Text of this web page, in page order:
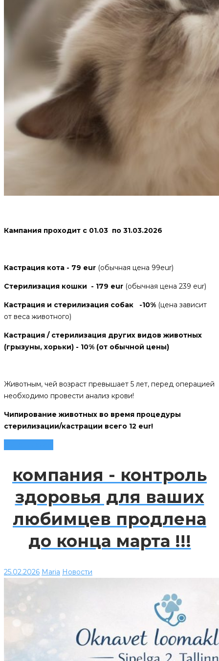
Кампания проходит с 01.03 по 31.03.2026
Кастрация кота - 79 eur (обычная цена 99eur)
Стерилизация кошки - 179 eur (обычная цена 239 eur)
Кастрация и стерилизация собак -10% (цена зависит
от веса животного)
Кастрация / стерилизация других видов животных
(грызуны, хорьки) - 10% (от обычной цены)
Животным, чей возраст превышает 5 лет, перед операцией
необходимо провести анализ крови!
Чипирование животных во время процедуры
стерилизации/кастрации всего 12 eur!
компания - контроль
здоровья для ваших
любимцев продлена
до конца марта !!!
25.02.2026 Maria Новости